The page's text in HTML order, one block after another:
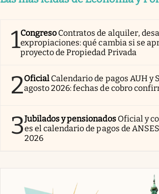
1Congreso Contratos de alquiler,
expropiaciones: qué cambia si se
proyecto de Propiedad Privada
2Oficial Calendario de pagos AUH y
agosto 2026: fechas de cobro
3Jubilados y pensionados Oficial y
es el calendario de pagos de
2026